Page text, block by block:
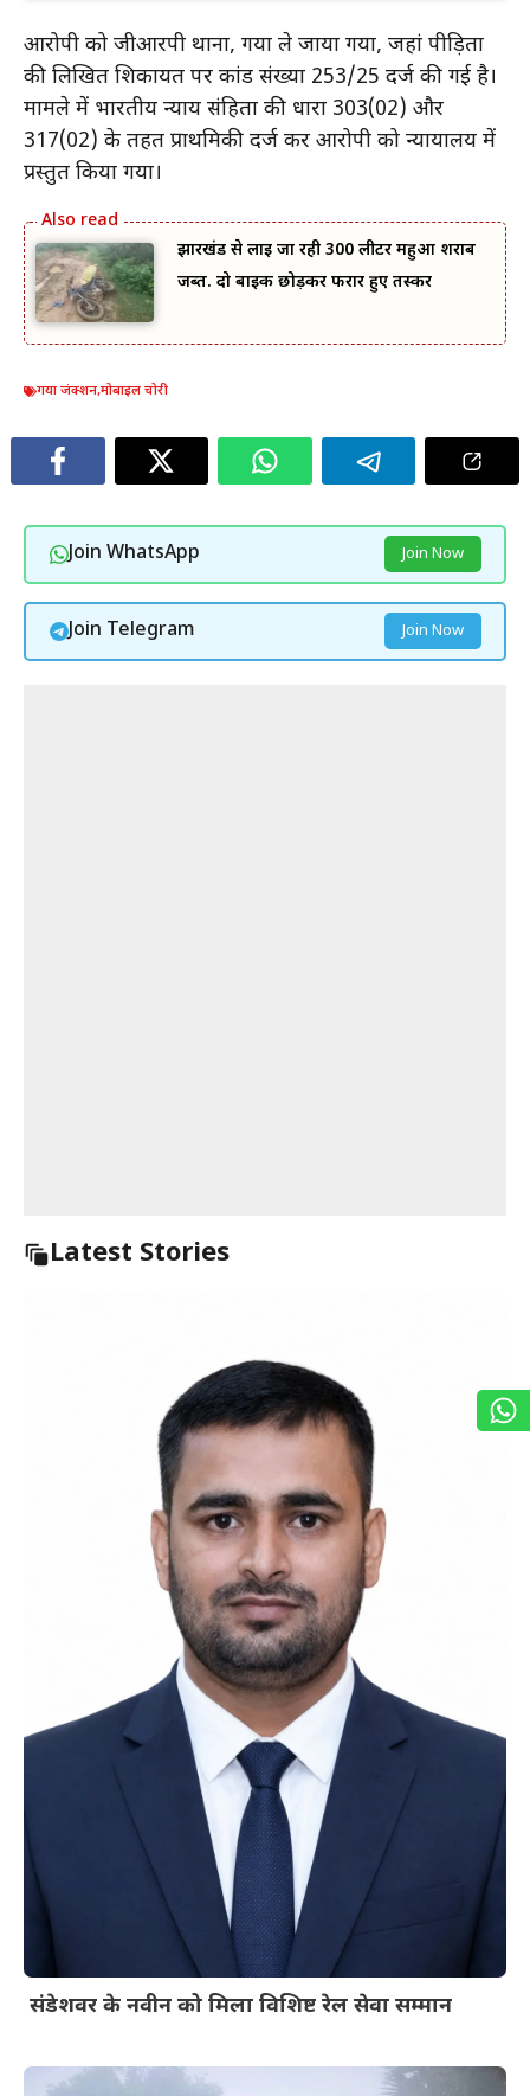
आरोपी को जीआरपी थाना, गया ले जाया गया, जहां पीड़िता
की लिखित शिकायत पर कांड संख्या 253/25 दर्ज की गई है।
मामले में भारतीय न्याय संहिता की धारा 303(02) और
317(02) के तहत प्राथमिकी दर्ज कर आरोपी को न्यायालय में
प्रस्तुत किया गया।
झारखंड से लाई जा रही 300 लीटर महुआ शराब
जब्त. दो बाइक छोड़कर फरार हुए तस्कर
गया जंक्शन,मोबाइल चोरी
Join WhatsApp Join Now
Join Telegram Join Now
Latest Stories
संडेशवर के नवीन को मिला विशिष्ट रेल सेवा सम्मान